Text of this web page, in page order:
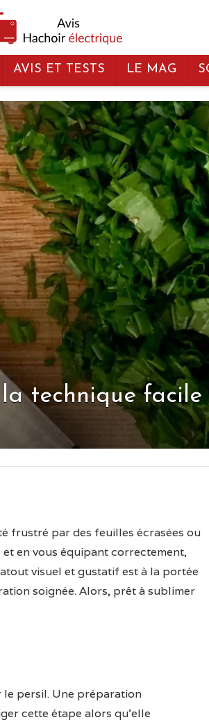
AVIS ET TESTS LE MAG
technique
frustré par des feuilles écrasées ou
en vous équipant correctement,
visuel et gustatif est à la portée
soignée. Alors, prêt à sublimer
le persil. Une préparation
cette étape alors qu’elle